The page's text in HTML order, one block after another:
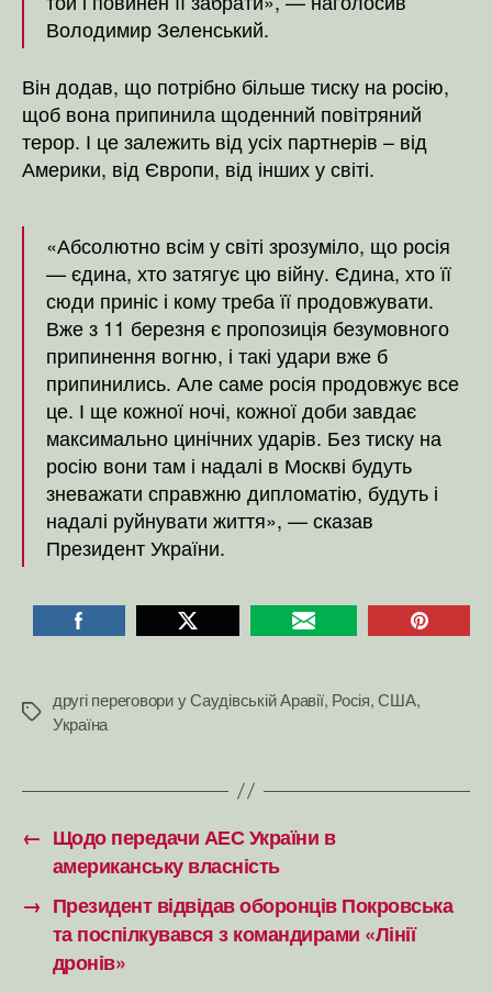
Володимир Зеленський.
Він додав, що потрібно більше тиску на росію,
щоб вона припинила щоденний повітряний
терор. І це залежить від усіх партнерів – від
Америки, від Європи, від інших у світі.
«Абсолютно всім у світі зрозуміло, що росія
— єдина, хто затягує цю війну. Єдина, хто її
сюди приніс і кому треба її продовжувати.
Вже з 11 березня є пропозиція безумовного
припинення вогню, і такі удари вже б
припинились. Але саме росія продовжує все
це. І ще кожної ночі, кожної доби завдає
максимально цинічних ударів. Без тиску на
росію вони там і надалі в Москві будуть
зневажати справжню дипломатію, будуть і
надалі руйнувати життя», — сказав
Президент України.
Позначки
другі переговори у Саудівській Аравії, Росія,США,
Україна
← Щодо передачи АЕС України в
американську власність
→ Президент відвідав оборонців Покровська
та поспілкувався з командирами «Лінії
дронів»